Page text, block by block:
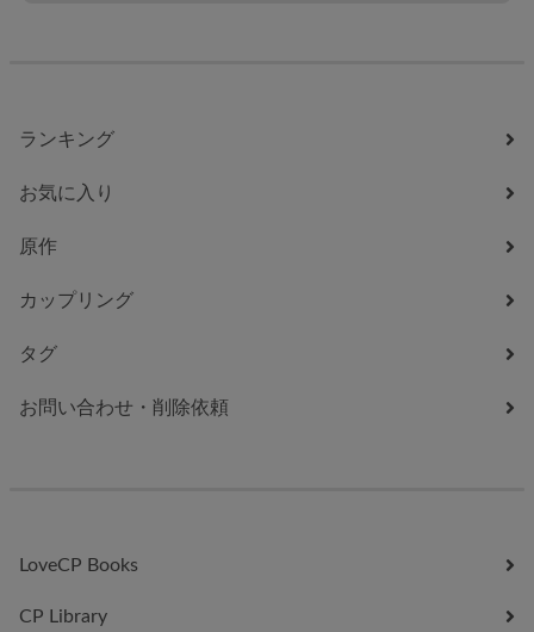
ランキング
お気に入り
原作
カップリング
タグ
お問い合わせ・削除依頼
LoveCP Books
CP Library